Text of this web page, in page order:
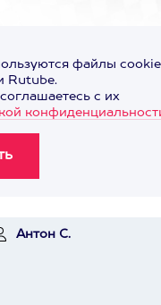
файлы cookie
Rutube.
с их
Антон С.